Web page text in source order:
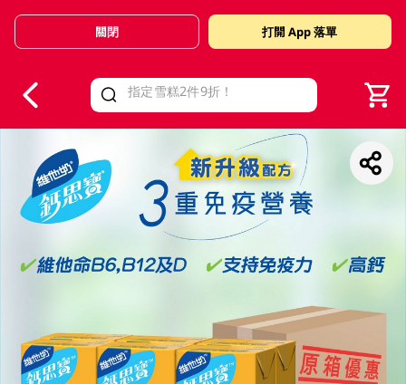
Valid Until 30 June 2026
關閉 打開 App 落單